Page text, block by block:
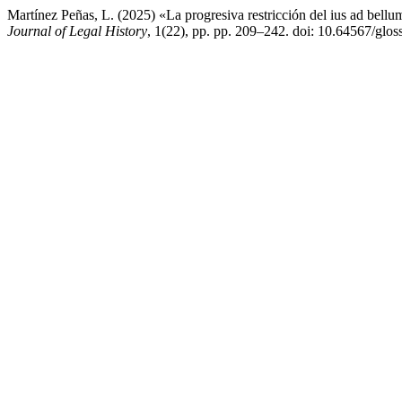
Martínez Peñas, L. (2025) «La progresiva restricción del ius ad
Journal of Legal History, 1(22), pp. pp. 209–242. doi: 10.64567/